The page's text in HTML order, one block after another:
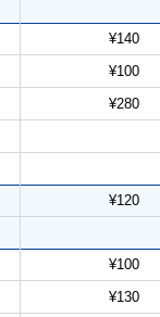
¥140
¥100
¥280
¥120
¥100
¥130